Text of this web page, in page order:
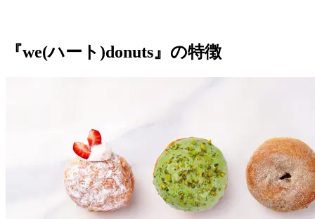
『we(ハート)donuts』の特徴